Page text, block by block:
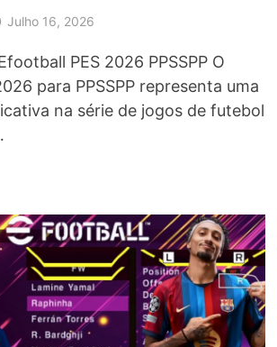
Julho 16, 2026
PES 2026 PPSSPP O
para PPSSPP representa uma
na série de jogos de futebol